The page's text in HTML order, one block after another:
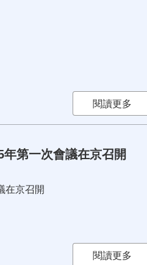
閱讀更多
第一次會議在京召開
在京召開
閱讀更多